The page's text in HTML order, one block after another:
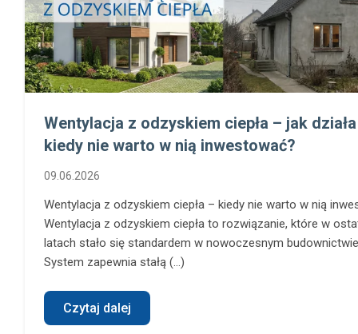
Wentylacja z odzyskiem ciepła – jak
kiedy nie warto w nią inwestować?
09.06.2026
Wentylacja z odzyskiem ciepła – kiedy nie warto w nią
Wentylacja z odzyskiem ciepła to rozwiązanie, które w
latach stało się standardem w nowoczesnym
System zapewnia stałą (...)
Czytaj dalej